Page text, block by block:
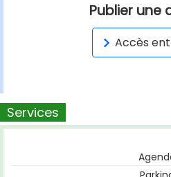
Publier une
Accès
Services